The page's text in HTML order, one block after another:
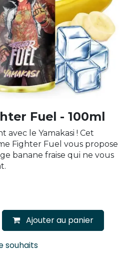
Fuel - 100ml
avec le Yamakasi ! Cet
Fighter Fuel vous propose
banane fraise qui ne vous
Ajouter au panier
souhaits